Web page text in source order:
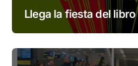
Llega la fiesta del libro